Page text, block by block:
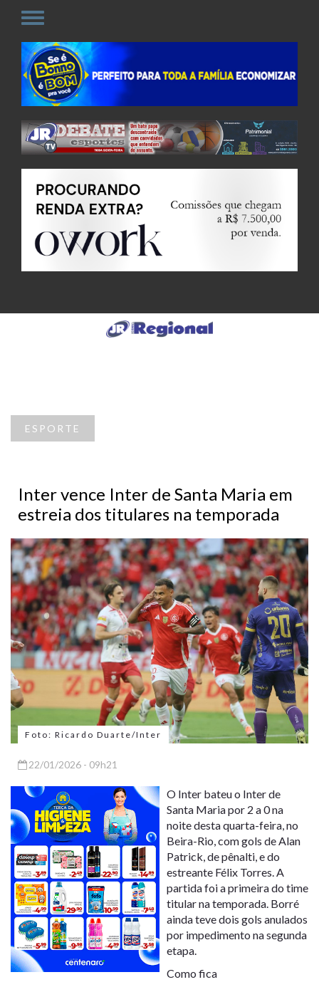
ESPORTE
Inter vence Inter de Santa Maria em
estreia dos titulares na temporada
Foto: Ricardo Duarte/Inter
22/01/2026 - 09h21
O Inter bateu o Inter de
Santa Maria por 2 a 0 na
noite desta quarta-feira, no
Beira-Rio, com gols de Alan
Patrick, de pênalti, e do
estreante Félix Torres. A
partida foi a primeira do time
titular na temporada. Borré
ainda teve dois gols anulados
por impedimento na segunda
etapa.
Como fica